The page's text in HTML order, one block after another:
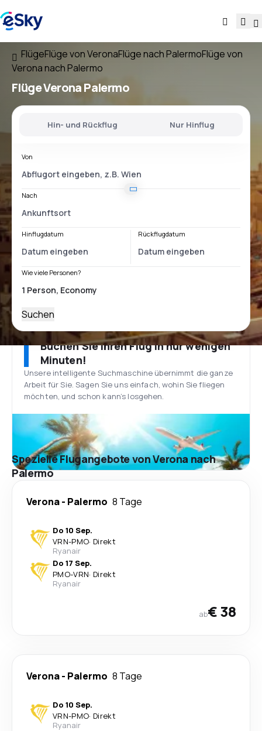
FlügeFlüge von VeronaFlüge nach PalermoFlüge von
Verona nach Palermo
FlügeVerona Palermo
Hin- und Rückflug Nur Hinflug
Von
Nach
Hinflugdatum Rückflugdatum
Wie viele Personen?
Suchen
Buchen Sie Ihren Flug in nur wenigen
Minuten!
Unsere intelligente Suchmaschine übernimmt die ganze
Arbeit für Sie. Sagen Sie uns einfach, wohin Sie fliegen
möchten, und schon kann’s losgehen.
Spezielle Flugangebote von Verona nach
Palermo
Verona- Palermo 8 Tage
Do 10 Sep.
VRN-PMO· Direkt
Ryanair
Do 17 Sep.
PMO-VRN· Direkt
Ryanair
ab€ 38
Verona- Palermo 8 Tage
Do 10 Sep.
VRN-PMO· Direkt
Ryanair